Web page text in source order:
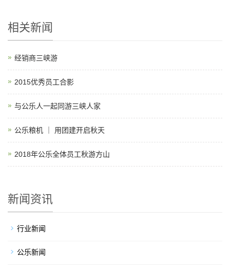
相关新闻
经销商三峡游
2015优秀员工合影
与公乐人一起同游三峡人家
公乐粮机 ｜ 用团建开启秋天
2018年公乐全体员工秋游方山
新闻资讯
行业新闻
公乐新闻